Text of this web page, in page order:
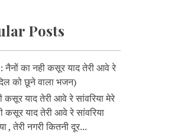
Posts
का नही कसूर याद तेरी आवे रे
को छूने वाला भजन)
कसूर याद तेरी आवे रे सांवरिया मेरे
कसूर याद तेरी आवे रे सांवरिया
, तेरी नगरी कितनी दूर...